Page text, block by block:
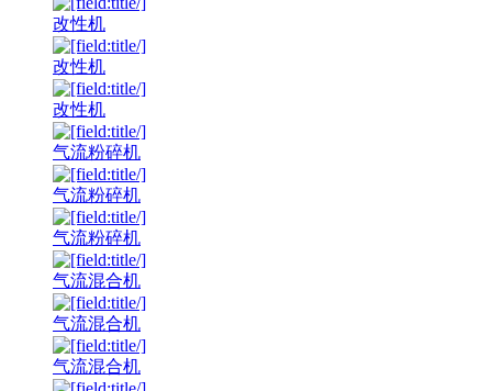
改性机
改性机
改性机
气流粉碎机
气流粉碎机
气流粉碎机
气流混合机
气流混合机
气流混合机